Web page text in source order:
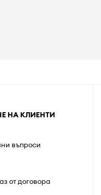
НА КЛИЕНТИ
въпроси
от договора